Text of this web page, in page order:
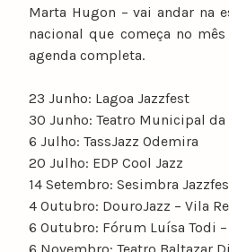
Marta Hugon – vai andar na
nacional que começa no
agenda completa.
23 Junho: Lagoa Jazzfest
30 Junho: Teatro Municipal da
6 Julho: TassJazz Odemira
20 Julho: EDP Cool Jazz
14 Setembro: Sesimbra
4 Outubro: DouroJazz – Vila
6 Outubro: Fórum Luísa Todi